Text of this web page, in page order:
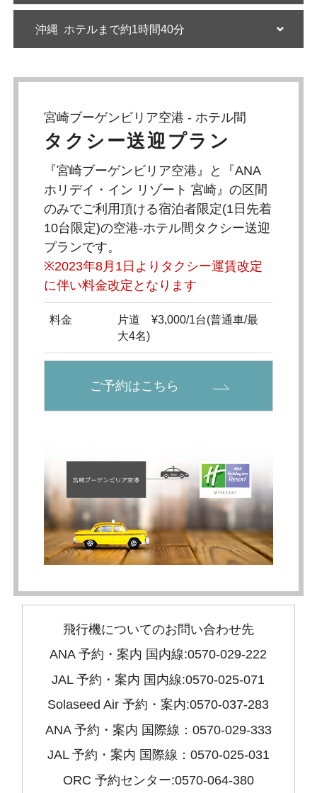
沖縄 ホテルまで約1時間40分
宮崎ブーゲンビリア空港 - ホテル間
タクシー送迎プラン
『宮崎ブーゲンビリア空港』と『ANA
ホリデイ・イン リゾート 宮崎』の区間
のみでご利用頂ける宿泊者限定(1日先着
10台限定)の空港-ホテル間タクシー送迎
プランです。
※2023年8月1日よりタクシー運賃改定
に伴い料金改定となります
料金
片道 ¥3,000/1台(普通車/最
大4名)
ご予約はこちら
飛行機についてのお問い合わせ先
ANA 予約・案内 国内線:0570-029-222
JAL 予約・案内 国内線:0570-025-071
Solaseed Air 予約・案内:0570-037-283
ANA 予約・案内 国際線：0570-029-333
JAL 予約・案内 国際線：0570-025-031
ORC 予約センター:0570-064-380